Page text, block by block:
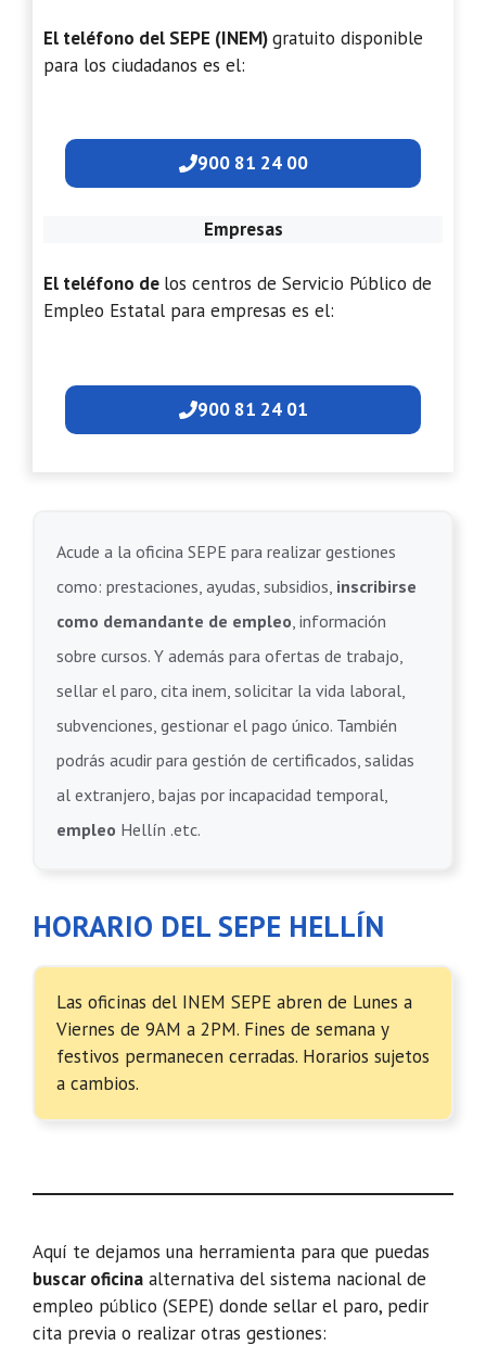
El teléfono del SEPE (INEM)gratuito disponible
para los ciudadanos es el:
900 81 24 00
Empresas
El teléfono de los centros de Servicio Público de
Empleo Estatal para empresas es el:
900 81 24 01
Acude a la oficina SEPE para realizar gestiones
como: prestaciones, ayudas, subsidios, inscribirse
como demandante de empleo, información
sobre cursos. Y además para ofertas de trabajo,
sellar el paro, cita inem, solicitar la vida laboral,
subvenciones, gestionar el pago único. También
podrás acudir para gestión de certificados, salidas
al extranjero, bajas por incapacidad temporal,
empleo Hellín .etc.
HORARIO DEL SEPE HELLÍN
Las oficinas del INEM SEPE abren de Lunes a
Viernes de 9AM a 2PM. Fines de semana y
festivos permanecen cerradas. Horarios sujetos
a cambios.
Aquí te dejamos una herramienta para que puedas
buscar oficina alternativa del sistema nacional de
empleo público (SEPE) donde sellar el paro, pedir
cita previa o realizar otras gestiones: